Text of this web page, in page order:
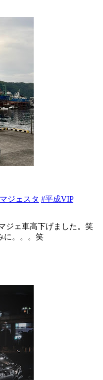
ジェスタ #平成VIP
ジェ車高下げました。笑
に。。。笑